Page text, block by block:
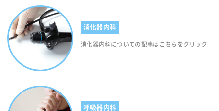
消化器内科
消化器内科についての記事はこちらをクリック
呼吸器内科